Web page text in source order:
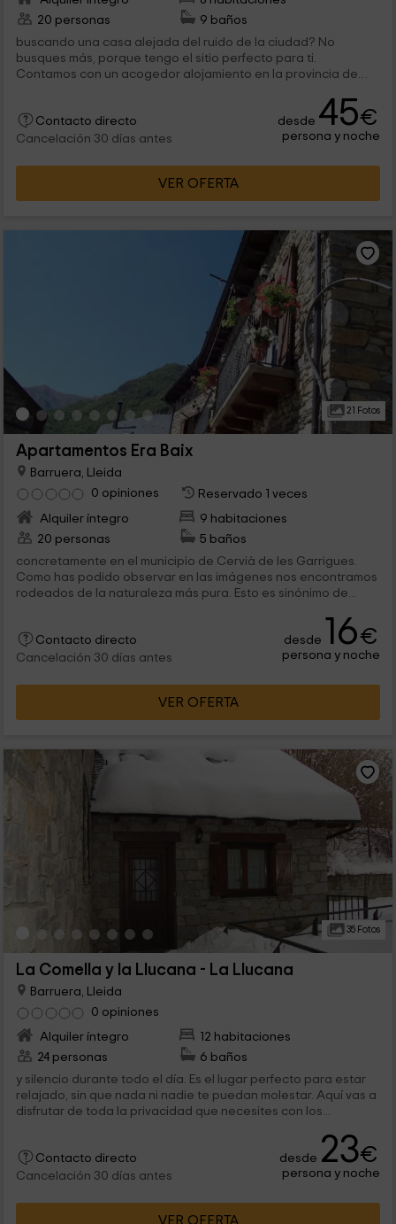
20 personas
9 baños
buscando una casa alejada del ruido de la ciudad? No
busques más, porque tengo el sitio perfecto para ti.
Contamos con un acogedor alojamiento en la provincia de
Contacto directo
Cancelación 30 días antes
desde 45€
persona y noche
VER OFERTA
21 Fotos
Apartamentos Era Baix
Barruera, Lleida
0 opiniones
Reservado 1 veces
Alquiler íntegro
9 habitaciones
20 personas
5 baños
concretamente en el municipio de Cervià de les Garrigues.
Como has podido observar en las imágenes nos encontramos
rodeados de la naturaleza más pura. Esto es sinónimo de...
Contacto directo
Cancelación 30 días antes
desde 16€
persona y noche
VER OFERTA
35 Fotos
La Comella y la Llucana - La Llucana
Barruera, Lleida
0 opiniones
Alquiler íntegro
12 habitaciones
24 personas
6 baños
y silencio durante todo el día. Es el lugar perfecto para estar
relajado, sin que nada ni nadie te puedan molestar. Aquí vas a
disfrutar de toda la privacidad que necesites con los...
Contacto directo
Cancelación 30 días antes
desde 23€
persona y noche
VER OFERTA